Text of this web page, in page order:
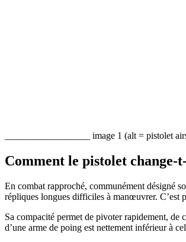
__________________ image 1 (alt = pistolet
Comment le pistolet change-
En combat rapproché, communément désigné
répliques longues difficiles à manœuvrer. C’est
Sa compacité permet de pivoter rapidement, de
d’une arme de poing est nettement inférieur à